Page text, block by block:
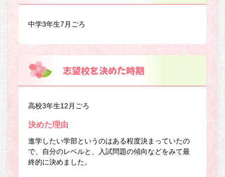
中学3年生7月ごろ
志望校を決めた時期
高校3年生12月ごろ
決めた理由
進学したい学部というのはある程度決まっていたの
で、自分のレベルと、入試問題の傾向などをみて最
終的に決めました。